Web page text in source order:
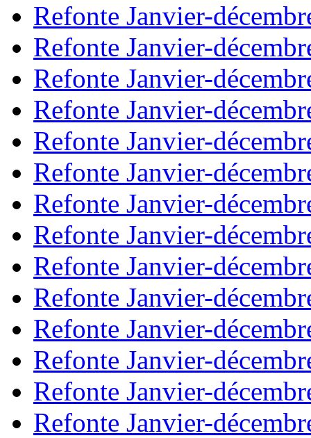
Refonte Janvier-
Refonte Janvier-
Refonte Janvier-
Refonte Janvier-
Refonte Janvier-
Refonte Janvier-
Refonte Janvier-
Refonte Janvier-
Refonte Janvier-
Refonte Janvier-
Refonte Janvier-
Refonte Janvier-
Refonte Janvier-
Refonte Janvier-